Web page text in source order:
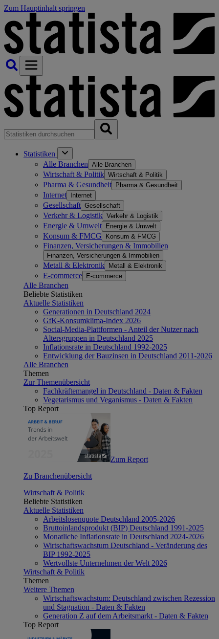
Zum Hauptinhalt springen
Statistiken
Alle Branchen Alle Branchen
Wirtschaft & Politik Wirtschaft & Politik
Pharma & Gesundheit Pharma & Gesundheit
Internet Internet
Gesellschaft Gesellschaft
Verkehr & Logistik Verkehr & Logistik
Energie & Umwelt Energie & Umwelt
Konsum & FMCG Konsum & FMCG
Finanzen, Versicherungen & Immobilien
Finanzen, Versicherungen & Immobilien
Metall & Elektronik Metall & Elektronik
E-commerce E-commerce
Alle Branchen
Beliebte Statistiken
Aktuelle Statistiken
Generationen in Deutschland 2024
GfK-Konsumklima-Index 2026
Social-Media-Plattformen - Anteil der Nutzer nach
Altersgruppen in Deutschland 2025
Inflationsrate in Deutschland 1992-2025
Entwicklung der Bauzinsen in Deutschland 2011-2026
Alle Branchen
Themen
Zur Themenübersicht
Fachkräftemangel in Deutschland - Daten & Fakten
Vegetarismus und Veganismus - Daten & Fakten
Top Report
Zum Report
Zu Branchenübersicht
Wirtschaft & Politik
Beliebte Statistiken
Aktuelle Statistiken
Arbeitslosenquote Deutschland 2005-2026
Bruttoinlandsprodukt (BIP) Deutschland 1991-2025
Monatliche Inflationsrate in Deutschland 2024-2026
Wirtschaftswachstum Deutschland - Veränderung des
BIP 1992-2025
Wertvollste Unternehmen der Welt 2026
Wirtschaft & Politik
Themen
Weitere Themen
Wirtschaftswachstum: Deutschland zwischen Rezession
und Stagnation - Daten & Fakten
Generation Z auf dem Arbeitsmarkt - Daten & Fakten
Top Report